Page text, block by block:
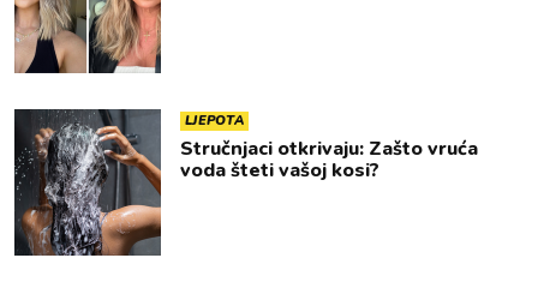
LJEPOTA
Stručnjaci otkrivaju: Zašto vruća
voda šteti vašoj kosi?